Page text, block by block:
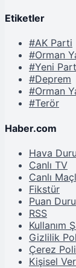
Etiketler
#AK Parti
#Orman
#Yeni
#Deprem
#Orman
#Terör
Haber.com
Hava
Canlı TV
Canlı
Fikstür
Puan
RSS
Kullanım
Gizlilik
Çerez
Kişisel